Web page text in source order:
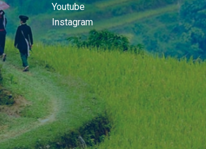
Youtube
Instagram